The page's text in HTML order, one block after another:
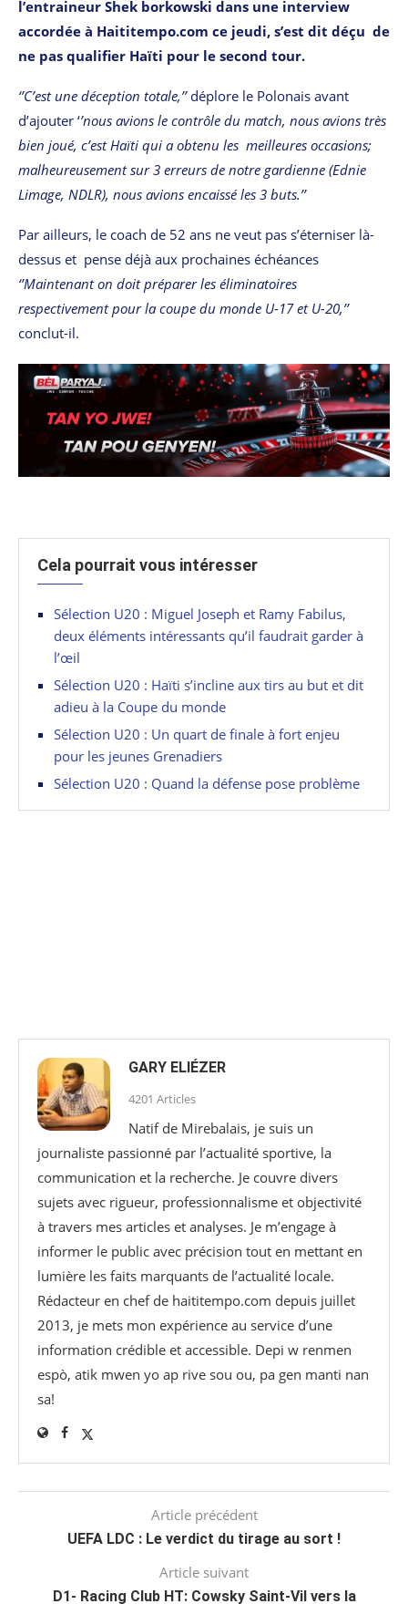
l’entraineur Shek borkowski dans une interview
accordée à Haititempo.com ce jeudi, s’est dit déçu de
ne pas qualifier Haïti pour le second tour.
‘’C’est une déception totale,’’déplore le Polonais avant
d’ajouter ‘’nous avions le contrôle du match, nous avions très
bien joué, c’est Haïti qui a obtenu les meilleures occasions;
malheureusement sur 3 erreurs de notre gardienne (Ednie
Limage, NDLR), nous avions encaissé les 3 buts.’’
Par ailleurs, le coach de 52 ans ne veut pas s’éterniser là-
dessus et pense déjà aux prochaines échéances
‘’Maintenant on doit préparer les éliminatoires
respectivement pour la coupe du monde U-17 et U-20,’’
conclut-il.
Cela pourrait vous intéresser
Sélection U20 : Miguel Joseph et Ramy Fabilus,
deux éléments intéressants qu’il faudrait garder à
l’œil
Sélection U20 : Haïti s’incline aux tirs au but et dit
adieu à la Coupe du monde
Sélection U20 : Un quart de finale à fort enjeu
pour les jeunes Grenadiers
Sélection U20 : Quand la défense pose problème
GARY ELIÉZER
4201 Articles
Natif de Mirebalais, je suis un
journaliste passionné par l’actualité sportive, la
communication et la recherche. Je couvre divers
sujets avec rigueur, professionnalisme et objectivité
à travers mes articles et analyses. Je m’engage à
informer le public avec précision tout en mettant en
lumière les faits marquants de l’actualité locale.
Rédacteur en chef de haititempo.com⁠ depuis juillet
2013, je mets mon expérience au service d’une
information crédible et accessible. Depi w renmen
espò, atik mwen yo ap rive sou ou, pa gen manti nan
sa!
Article précédent
UEFA LDC : Le verdict du tirage au sort !
Article suivant
D1- Racing Club HT: Cowsky Saint-Vil vers la